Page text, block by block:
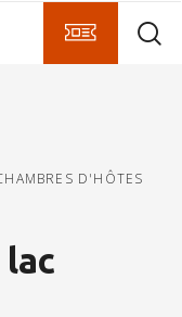
D'HÔTES